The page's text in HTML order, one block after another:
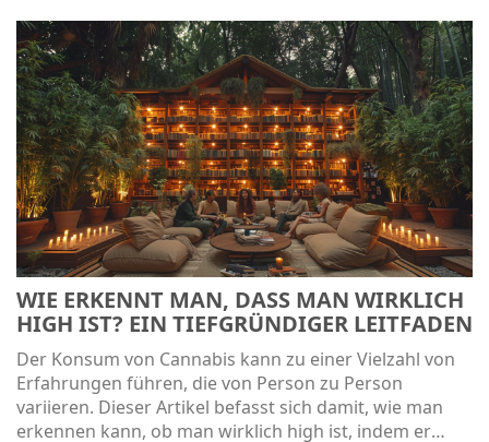
WIE ERKENNT MAN, DASS MAN WIRKLICH
HIGH IST? EIN TIEFGRÜNDIGER LEITFADEN
Der Konsum von Cannabis kann zu einer Vielzahl von
Erfahrungen führen, die von Person zu Person
variieren. Dieser Artikel befasst sich damit, wie man
erkennen kann, ob man wirklich high ist, indem er